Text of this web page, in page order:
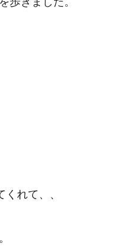
れて、、